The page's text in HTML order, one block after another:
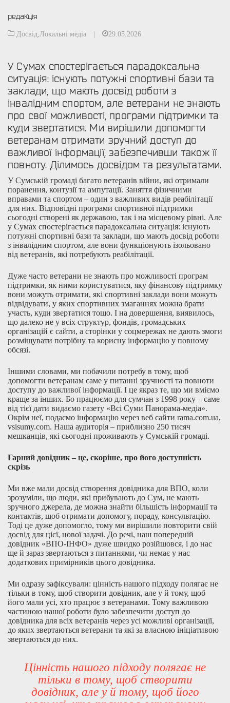
редакція
Досвід Локальні медіа | 29.05.2026
У Сумах спостерігається парадоксальна
ситуація: існують потужні спортивні бази та
заклади, що мають досвід роботи з
інвалідним спортом, але ветерани не знають
про свої можливості, програми підтримки та
куди звертатися. Ми вирішили допомогти
ветеранам отримати зручний доступ до
важливої інформації, забезпечивши також її
повноту. Ділимось досвідом та результатами.
У Сумській громаді багато ветеранів війни, які отримали
поранення, контузії та ампутації. Заняття фізичними
вправами та спортом – один з важливих видів реабілітації
для них. Відповідні програми спортивної підтримки
сьогодні створені як державою, так і на місцевому рівні. Але
у Сумах спостерігається парадоксальна ситуація: існують
потужні спортивні бази та заклади, що мають досвід роботи
з інвалідним спортом, але вони функціонують ізольовано
від ветеранів, які потребують реабілітації.
Дуже часто ветерани не знають про можливості програм
підтримки, як ними користуватися, яку фінансову підтримку
вони можуть отримати, які спортивні заклади вони можуть
відвідувати, у яких спортивних змаганнях можна брати
участь, куди звертатися тощо. І на довершення, виявилось,
що далеко не у всіх структур, фондів, громадських
організацій є сайти, а сторінки у соцмережах не дають змоги
розміщувати потрібну та корисну інформацію у повному
обсязі.
Іншими словами, ми побачили потребу в тому, щоб
допомогти ветеранам саме у питанні зручності та повноти
доступу до важливої інформації. І це якраз те, що ми вміємо
краще за інших. Бо працюємо для сумчан з 1998 року – саме
від тієї дати видаємо газету «Всі Суми Панорама-медіа».
Окрім неї, подаємо інформацію через веб сайти rama.com.ua,
vsisumy.com. Наша аудиторія – приблизно 250 тисяч
мешканців, які сьогодні проживають у Сумській громаді.
Гарний довідник – це, скоріше, про його доступність
скрізь
Ми вже мали досвід створення довідника для ВПО, коли
зрозуміли, що люди, які прибувають до Сум, не мають
зручного джерела, де можна знайти більшість інформації та
контактів, щоб отримати допомогу, пораду, консультацію.
Тоді це дуже допомогло, тому ми вирішили повторити свій
досвід для цієї, нової задачі. До речі, наш попередній
довідник «ВПО-ІНФО» дуже швидко розійшовся, і до нас
ще й зараз звертаються з питаннями, чи немає у нас
додаткових примірників цього довідника.
Ми одразу зафіксували: цінність нашого підходу полягає не
тільки в тому, щоб створити довідник, але у й тому, щоб
його мали усі, хто працює з ветеранами. Тому важливою
частиною нашої роботи було забезпечити доступ до
довідника для всіх ветеранів через усі можливі організації,
до яких звертаються ветерани та які за власною ініціативою
звертаються до них.
Цінність нашого підходу полягає не
тільки в тому, щоб створити
довідник, але у й тому, щоб його